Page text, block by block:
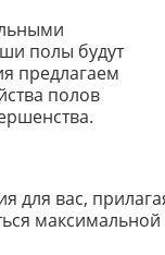
полы будут
предлагаем
полов
для вас,
максимальной